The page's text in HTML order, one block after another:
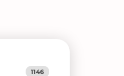
1146